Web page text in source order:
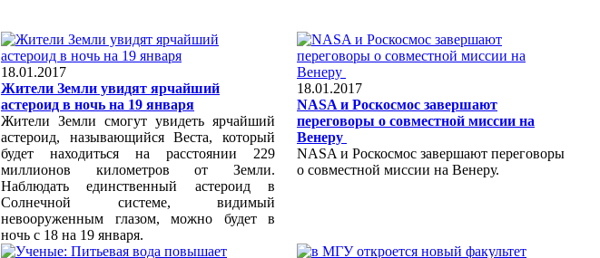
18.01.2017
Жители Земли увидят ярчайший
астероид в ночь на 19 января
Жители Земли смогут увидеть ярчайший
астероид, называющийся Веста, который
будет находиться на расстоянии 229
миллионов километров от Земли.
Наблюдать единственный астероид в
Солнечной системе, видимый
невооруженным глазом, можно будет в
ночь с 18 на 19 января.
18.01.2017
NASA и Роскосмос завершают
переговоры о совместной миссии на
Венеру ‍
NASA и Роскосмос завершают переговоры
о совместной миссии на Венеру.